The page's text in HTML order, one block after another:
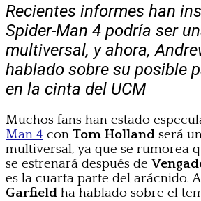
Recientes informes han
Spider-Man 4 podría ser
multiversal, y ahora,
hablado sobre su posible
en la cinta del UCM
Muchos fans han estado
Man 4 con Tom Holland será
multiversal, ya que se rumorea
se estrenará después de
es la cuarta parte del arácnido.
Garfield ha hablado sobre el